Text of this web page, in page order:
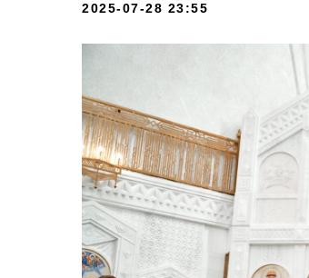
2025-07-28 23:55